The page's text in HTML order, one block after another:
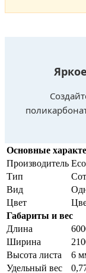
Основные
Производитель
Тип
Вид
Цвет
Габариты и вес
Длина
Ширина
Высота листа
6
Удельный вес